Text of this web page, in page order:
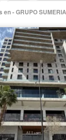
Completamente
- GRUPO SUMERIA